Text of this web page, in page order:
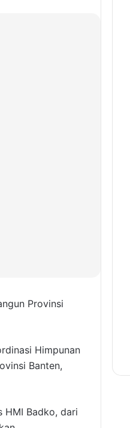
Provinsi
Himpunan
Banten,
HMI Badko, dari